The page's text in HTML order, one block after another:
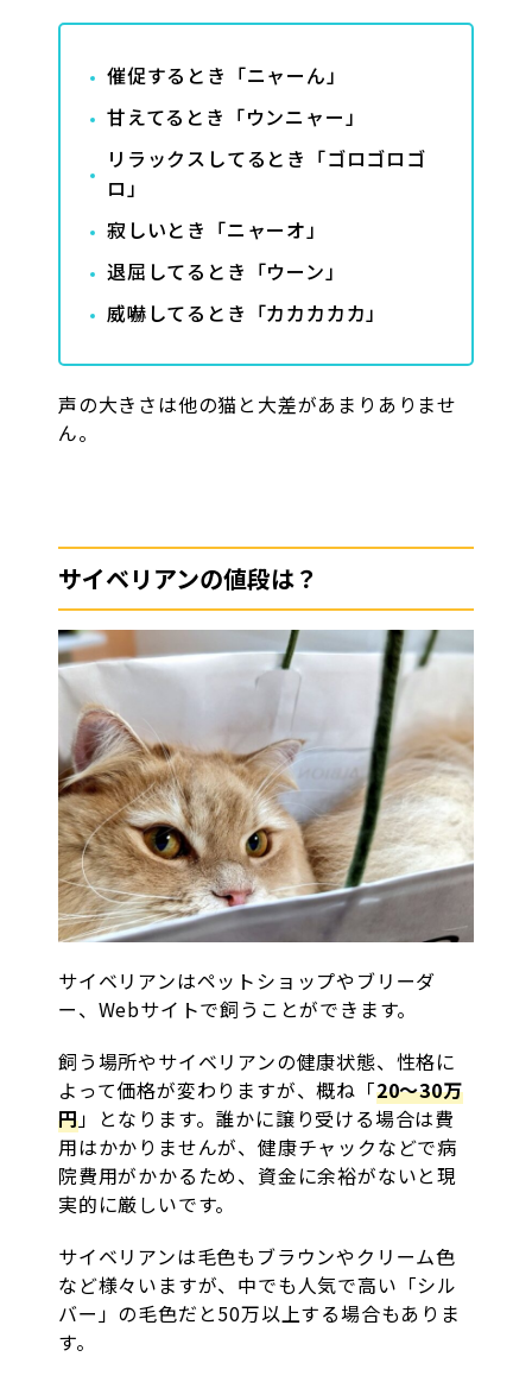
催促するとき「ニャーん」
甘えてるとき「ウンニャー」
リラックスしてるとき「ゴロゴロゴ
ロ」
寂しいとき「ニャーオ」
退屈してるとき「ウーン」
威嚇してるとき「カカカカカ」
声の大きさは他の猫と大差があまりありませ
ん。
サイベリアンの値段は？
サイベリアンはペットショップやブリーダ
ー、Webサイトで飼うことができます。
飼う場所やサイベリアンの健康状態、性格に
よって価格が変わりますが、概ね「20〜30万
円」となります。誰かに譲り受ける場合は費
用はかかりませんが、健康チャックなどで病
院費用がかかるため、資金に余裕がないと現
実的に厳しいです。
サイベリアンは毛色もブラウンやクリーム色
など様々いますが、中でも人気で高い「シル
バー」の毛色だと50万以上する場合もありま
す。